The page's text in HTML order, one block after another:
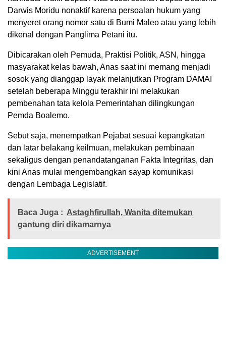
Darwis Moridu nonaktif karena persoalan hukum yang
menyeret orang nomor satu di Bumi Maleo atau yang lebih
dikenal dengan Panglima Petani itu.
Dibicarakan oleh Pemuda, Praktisi Politik, ASN, hingga
masyarakat kelas bawah, Anas saat ini memang menjadi
sosok yang dianggap layak melanjutkan Program DAMAI
setelah beberapa Minggu terakhir ini melakukan
pembenahan tata kelola Pemerintahan dilingkungan
Pemda Boalemo.
Sebut saja, menempatkan Pejabat sesuai kepangkatan
dan latar belakang keilmuan, melakukan pembinaan
sekaligus dengan penandatanganan Fakta Integritas, dan
kini Anas mulai mengembangkan sayap komunikasi
dengan Lembaga Legislatif.
Baca Juga : Astaghfirullah, Wanita ditemukan
gantung diri dikamarnya
ADVERTISEMENT